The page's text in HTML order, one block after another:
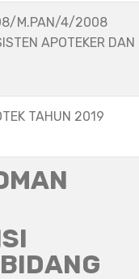
08/M.PAN/4/2008
APOTEKER DAN
TAHUN 2019